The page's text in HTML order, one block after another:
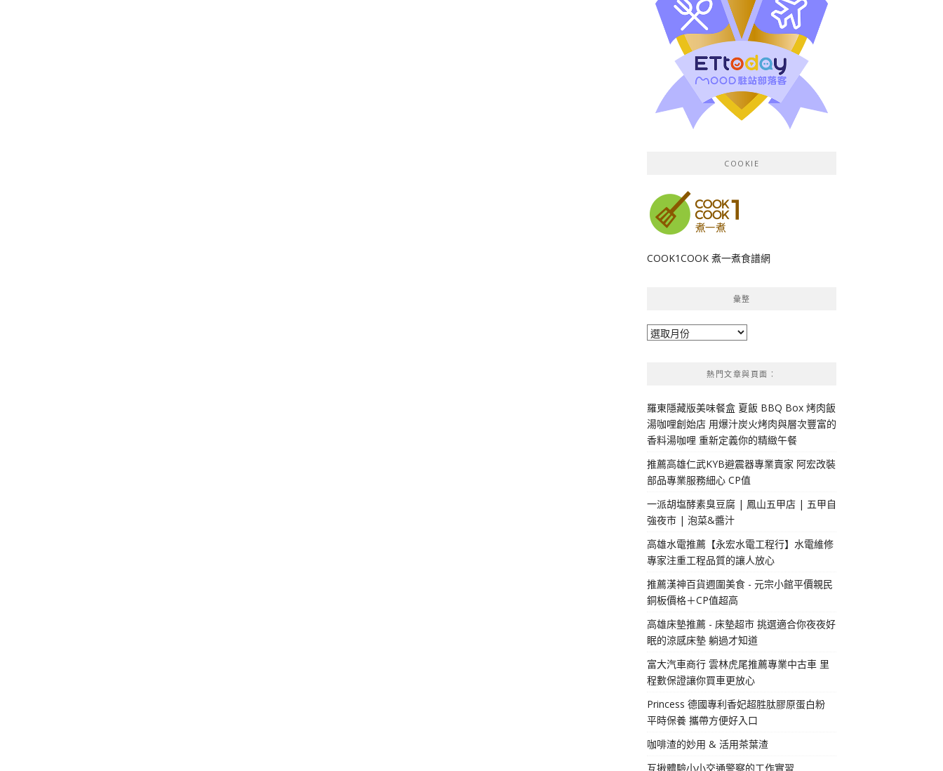
COOKIE
COOK1COOK 煮一煮食譜網
彙整
彙
熱門文章與頁面︰
羅東隱藏版美味餐盒 夏飯 BBQ Box 烤肉飯
湯咖哩創始店 用爆汁炭火烤肉與層次豐富的
香料湯咖哩 重新定義你的精緻午餐
推薦高雄仁武KYB避震器專業賣家 阿宏改裝
部品專業服務細心 CP值
一派胡塩酵素臭豆腐 | 鳳山五甲店 | 五甲自
強夜市 | 泡菜&醬汁
高雄水電推薦【永宏水電工程行】水電維修
專家注重工程品質的讓人放心
推薦漢神百貨週圍美食 - 元宗小館平價親民
銅板價格＋CP值超高
高雄床墊推薦 - 床墊超市 挑選適合你夜夜好
眠的涼感床墊 躺過才知道
富大汽車商行 雲林虎尾推薦專業中古車 里
程數保證讓你買車更放心
Princess 德國專利香妃超胜肽膠原蛋白粉
平時保養 攜帶方便好入口
咖啡渣的妙用 & 活用茶葉渣
互揪體驗小小交通警察的工作實習